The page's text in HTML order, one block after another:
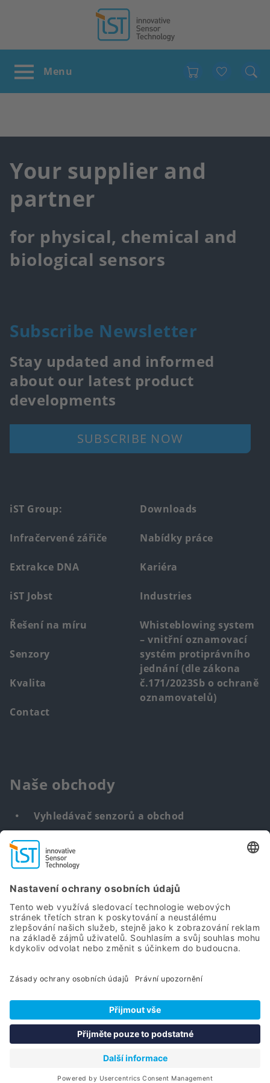
Your supplier and
partner
for physical, chemical and
biological sensors
Subscribe Newsletter
Stay updated and informed
about our latest product
developments
SUBSCRIBE NOW
Footer
main
menu
iST Group:
Infračervené zářiče
Extrakce DNA
iST Jobst
Řešení na míru
Senzory
Kvalita
Contact
Downloads
Nabídky práce
Kariéra
Industries
Whisteblowing system
– vnitřní oznamovací
systém protiprávního
jednání (dle zákona
č.171/2023Sb o ochraně
oznamovatelů)
Naše obchody
Vyhledávač senzorů a obchod
Senzory na míru
copyright
menu
Sitemap
Podmínky
Ochrana údajůLogin Imprint
Find
us